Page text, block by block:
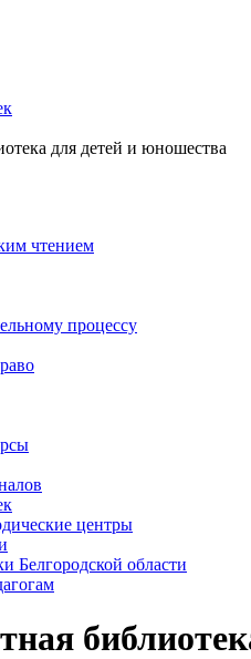
для детей и юношества
чтением
процессу
центры
Белгородской области